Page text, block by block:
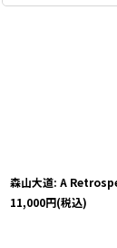
森山大道: A
11,000円(税込)